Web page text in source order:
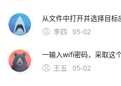
李四
05-02
王五
05-02